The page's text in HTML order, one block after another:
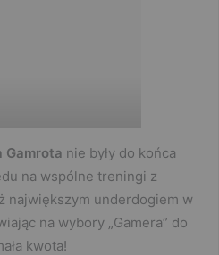
Gamrota nie były do końca
na wspólne treningi z
największym underdogiem w
na wybory „Gamera” do
kwota!